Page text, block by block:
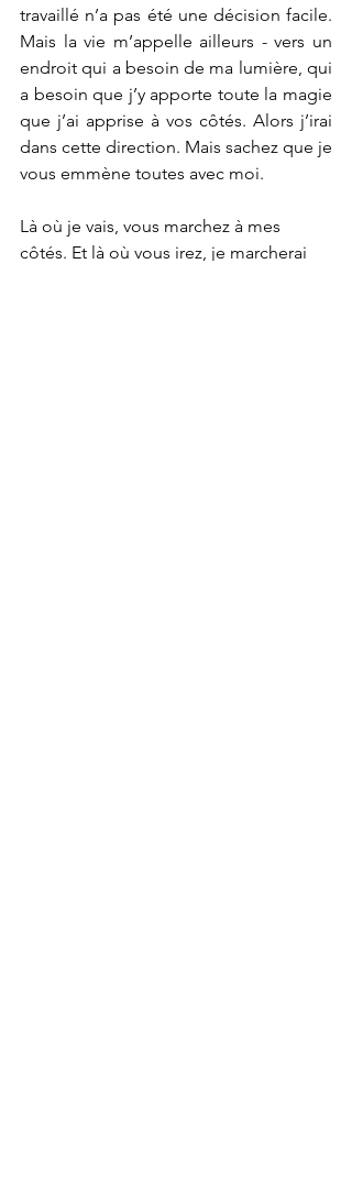
travaillé n’a pas été une décision facile.
Mais la vie m’appelle ailleurs - vers un
endroit qui a besoin de ma lumière, qui
a besoin que j’y apporte toute la magie
que j’ai apprise à vos côtés. Alors j’irai
dans cette direction. Mais sachez que je
vous emmène toutes avec moi.
Là où je vais, vous marchez à mes
côtés. Et là où vous irez, je marcherai